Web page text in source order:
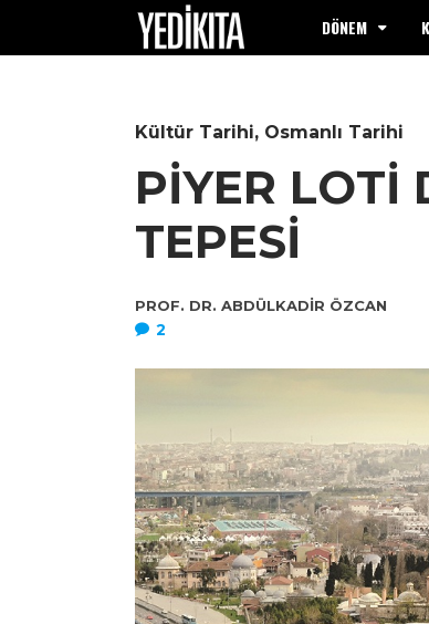
DÖNEM
Kültür Tarihi, Osmanlı Tarihi
PİYER LOTİ
TEPESİ
PROF. DR. ABDÜLKADIR ÖZCAN
2